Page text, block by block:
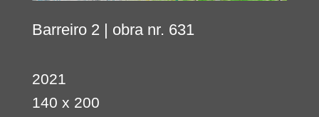
Barreiro 2 | obra nr. 631
2021
140 x 200